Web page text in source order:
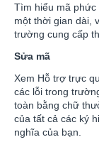
Tìm hiểu mã phức
một thời gian dài,
trường cung cấp
Sửa mã
Xem Hỗ trợ trực
các lỗi trong
toàn bằng chữ
của tất cả các ký
nghĩa của bạn.